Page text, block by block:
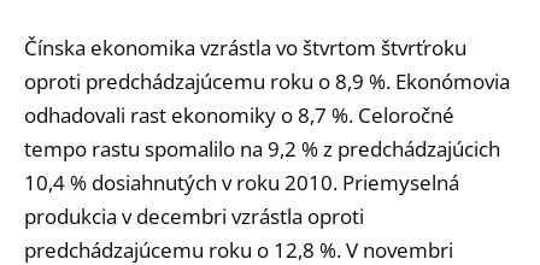
Čínska ekonomika vzrástla vo štvrtom štvrťroku
oproti predchádzajúcemu roku o 8,9 %. Ekonómovia
odhadovali rast ekonomiky o 8,7 %. Celoročné
tempo rastu spomalilo na 9,2 % z predchádzajúcich
10,4 % dosiahnutých v roku 2010. Priemyselná
produkcia v decembri vzrástla oproti
predchádzajúcemu roku o 12,8 %. V novembri